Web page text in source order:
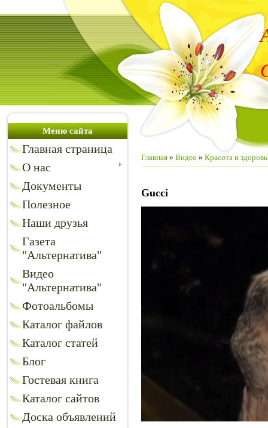
Меню сайта
Главная страница
О нас
Документы
Полезное
Наши друзья
Газета
"Альтернатива"
Видео
"Альтернатива"
Фотоальбомы
Каталог файлов
Каталог статей
Блог
Гостевая книга
Каталог сайтов
Доска объявлений
Главная » Видео » Красота и
Gucci